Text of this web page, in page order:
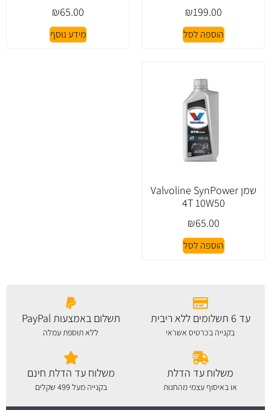
₪199.00
הוספה לסל
₪65.00
מידע נוסף
שמן Valvoline SynPower
4T 10W50
₪65.00
הוספה לסל
עד 6 תשלומים ללא ריבית
בקנייה בכרטיס אשראי
תשלום באמצעות PayPal
ללא תוספת עמלה
משלוח עד הדלת
או באיסוף עצמי מהחנות
משלוח עד הדלת חינם
בקנייה מעל 499 שקלים